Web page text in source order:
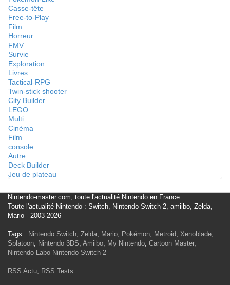
Casse-tête
Free-to-Play
Film
Horreur
FMV
Survie
Exploration
Livres
Tactical-RPG
Twin-stick shooter
City Builder
LEGO
Multi
Cinéma
Film
console
Autre
Deck Builder
Jeu de plateau
Nintendo-master.com, toute l'actualité Nintendo en France
Toute l'actualité Nintendo : Switch, Nintendo Switch 2, amiibo, Zelda,
Mario - 2003-2026
Tags : Nintendo Switch, Zelda, Mario, Pokémon, Metroid, Xenoblade,
Splatoon, Nintendo 3DS, Amiibo, My Nintendo, Cartoon Master,
Nintendo Labo Nintendo Switch 2
RSS Actu, RSS Tests